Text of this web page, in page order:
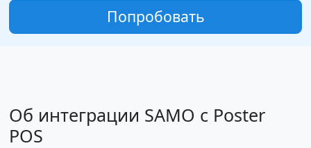
Попробовать
Об интеграции SAMO с Poster
POS